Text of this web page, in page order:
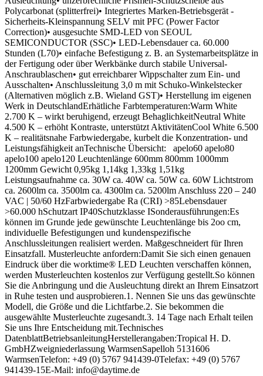
Polycarbonat (splitterfrei)• Integriertes Marken-Betriebsgerät -
Sicherheits-Kleinspannung SELV mit PFC (Power Factor
Correction)• ausgesuchte SMD-LED von SEOUL
SEMICONDUCTOR (SSC)• LED-Lebensdauer ca. 60.000
Stunden (L70)• einfache Befestigung z. B. an Systemarbeitsplätze in
der Fertigung oder über Werkbänke durch stabile Universal-
Anschraublaschen• gut erreichbarer Wippschalter zum Ein- und
Ausschalten• Anschlussleitung 3,0 m mit Schuko-Winkelstecker
(Alternativen möglich z.B. Wieland GST)• Herstellung im eigenen
Werk in DeutschlandErhätliche Farbtemperaturen:Warm White
2.700 K – wirkt beruhigend, erzeugt BehaglichkeitNeutral White
4.500 K – erhöht Kontraste, unterstützt AktivitätenCool White 6.500
K – realitätsnahe Farbwiedergabe, kurbelt die Konzentration- und
Leistungsfähigkeit anTechnische Übersicht: apelo60 apelo80
apelo100 apelo120 Leuchtenlänge 600mm 800mm 1000mm
1200mm Gewicht 0,95kg 1,14kg 1,33kg 1,51kg
Leistungsaufnahme ca. 30W ca. 40W ca. 50W ca. 60W Lichtstrom
ca. 2600lm ca. 3500lm ca. 4300lm ca. 5200lm Anschluss 220 – 240
VAC | 50/60 HzFarbwiedergabe Ra (CRI) >85Lebensdauer
>60.000 hSchutzart IP40Schutzklasse ISonderausführungen:Es
können im Grunde jede gewünschte Leuchtenlänge bis 2oo cm,
individuelle Befestigungen und kundenspezifische
Anschlussleitungen realisiert werden. Maßgeschneidert für Ihren
Einsatzfall. Musterleuchte anfordern:Damit Sie sich einen genauen
Eindruck über die worktime® LED Leuchten verschaffen können,
werden Musterleuchten kostenlos zur Verfügung gestellt.So können
Sie die Anbringung und die Ausleuchtung direkt an Ihrem Einsatzort
in Ruhe testen und ausprobieren.1. Nennen Sie uns das gewünschte
Modell, die Größe und die Lichtfarbe.2. Sie bekommen die
ausgewählte Musterleuchte zugesandt.3. 14 Tage nach Erhalt teilen
Sie uns Ihre Entscheidung mit.Technisches
DatenblattBetriebsanleitungHerstellerangaben:Tropical H. D.
GmbHZweigniederlassung WarmsenSapelloh 5131606
WarmsenTelefon: +49 (0) 5767 941439-0Telefax: +49 (0) 5767
941439-15E-Mail: info@daytime.de